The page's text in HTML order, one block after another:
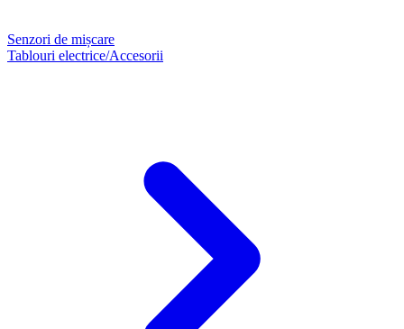
Senzori de mișcare
Tablouri electrice/Accesorii